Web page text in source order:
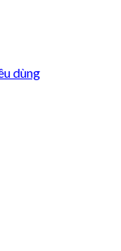
dùng